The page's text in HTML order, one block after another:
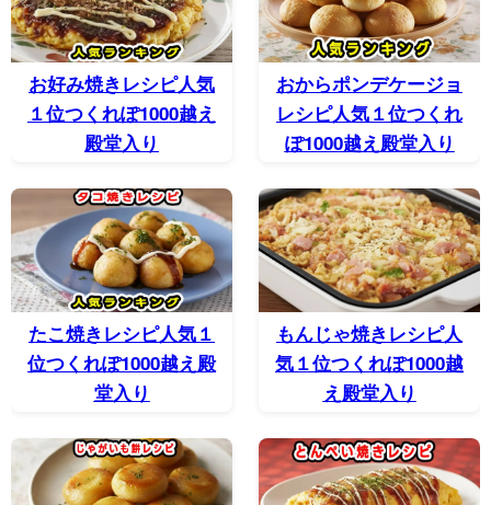
お好み焼きレシピ人気
１位つくれぽ1000越え
殿堂入り
おからポンデケージョ
レシピ人気１位つくれ
ぽ1000越え殿堂入り
たこ焼きレシピ人気１
位つくれぽ1000越え殿
堂入り
もんじゃ焼きレシピ人
気１位つくれぽ1000越
え殿堂入り